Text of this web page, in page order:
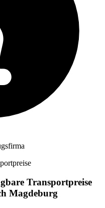
Transportpreise
Magdeburg